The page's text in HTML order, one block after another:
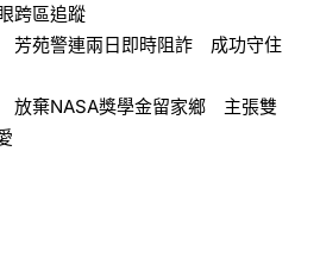
跨區追蹤
芳苑警連兩日即時阻詐 成功守住
放棄NASA獎學金留家鄉 主張雙